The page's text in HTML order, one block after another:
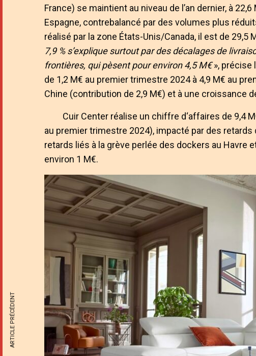
France) se maintient au niveau de l’an dernier, à
Espagne, contrebalancé par des volumes plus
réalisé par la zone États-Unis/Canada, il est de 29,5
7,9 % s’explique surtout par des décalages de
frontières, qui pèsent pour environ 4,5 M€», précise
de 1,2 M€ au premier trimestre 2024 à 4,9 M€ au
Chine (contribution de 2,9 M€) et à une croissance
Cuir Center réalise un chiffre d‘affaires de 9,4
au premier trimestre 2024), impacté par des
retards liés à la grève perlée des dockers au Havre
environ 1 M€.
ARTICLE PRÉCÉDENT